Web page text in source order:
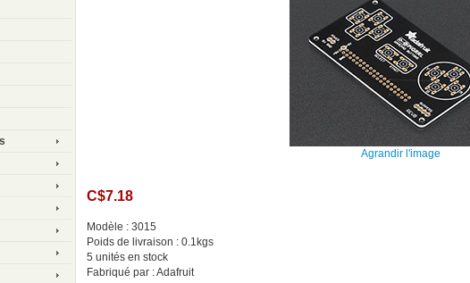
Agrandir l'image
C$7.18
Modèle : 3015
Poids de livraison : 0.1kgs
5 unités en stock
Fabriqué par : Adafruit